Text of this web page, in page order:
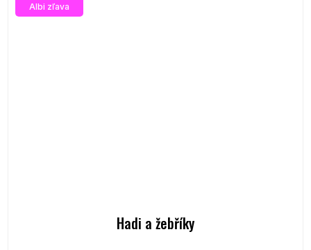
Albi zľava
Hadi a žebříky